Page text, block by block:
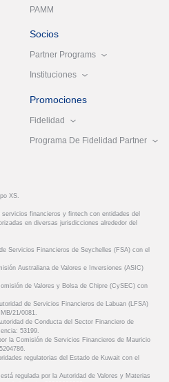
PAMM
Socios
Partner Programs
Instituciones
Promociones
Fidelidad
Programa De Fidelidad Partner
XS.
financieros y fintech con entidades del
en diversas jurisdicciones alrededor del
Servicios Financieros de Seychelles (FSA) con el
Australiana de Valores e Inversiones (ASIC)
de Valores y Bolsa de Chipre (CySEC) con
de Servicios Financieros de Labuan (LFSA)
21/0081.
de Conducta del Sector Financiero de
53199.
la Comisión de Servicios Financieros de Mauricio
regulatorias del Estado de Kuwait con el
regulada por la Autoridad de Valores y Materias